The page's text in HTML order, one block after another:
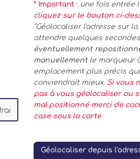
* Important : une fois entrée
cliquez sur le bouton ci-
"Géolocaliser l'adresse sur la
attendre quelques
éventuellement
manuellementle marqueur
emplacement plus précis
conviendrait mieux. Si vous
pas à vous géolocaliser ou
mal positionné merci de
case sous la carte
Géolocaliser depuis